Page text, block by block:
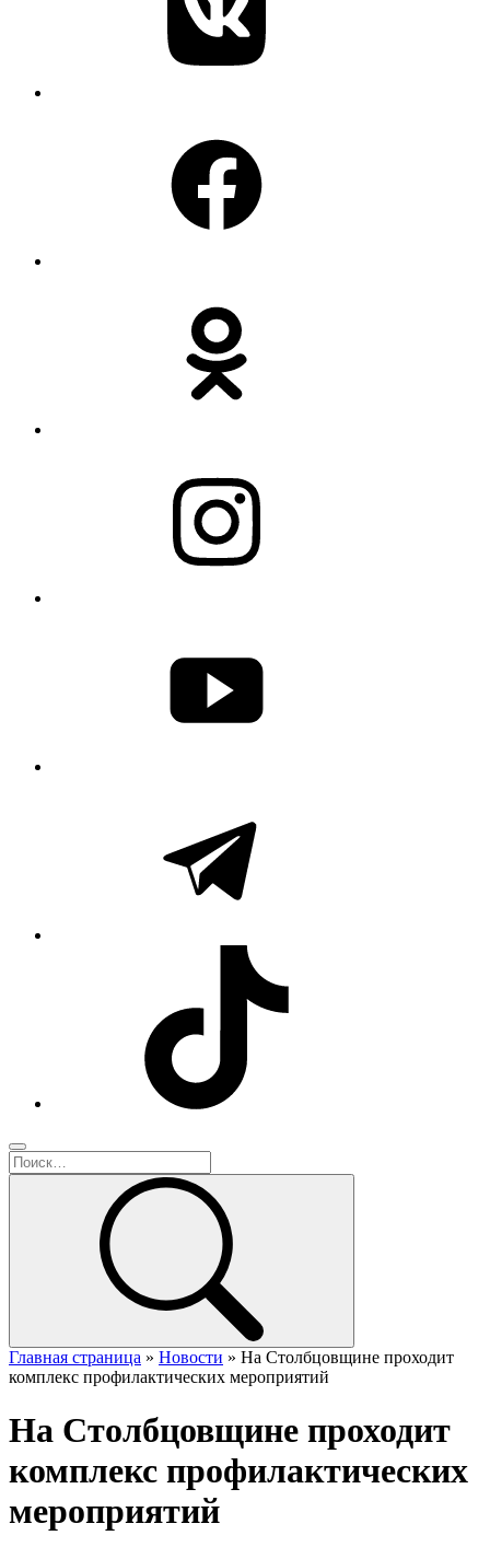
Главная страница » Новости » На Столбцовщине проходит
комплекс профилактических мероприятий
На Столбцовщине проходит
комплекс профилактических
мероприятий